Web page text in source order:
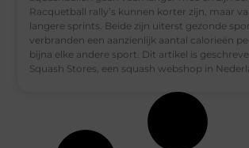
Racquetball rally’s kunnen korter zijn, maar
langere sprints. Beide zijn uiterst gezonde
verbranden een aanzienlijk aantal calorieën
bijna elke andere sport. Dit artikel is
Squash Stores, een squash webshop in